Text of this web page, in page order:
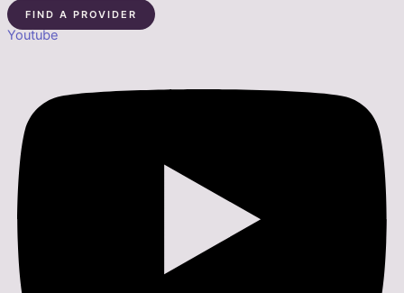
FIND A PROVIDER
Youtube